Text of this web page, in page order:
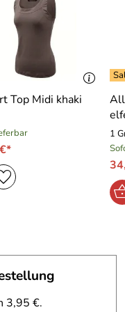
Hose oder einen
Nummer größer als
Top Midi khaki
1
3,95 €.